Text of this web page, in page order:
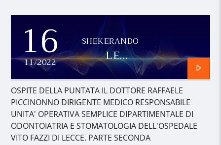
16
11/2022
SHEKERANDO
LE
BUONE
PRATICHE
E LE
BUONE
NOTIZIE
DAL
SALENTO
OSPITE DELLA PUNTATA IL DOTTORE RAFFAELE
PICCINONNO DIRIGENTE MEDICO RESPONSABILE
UNITA' OPERATIVA SEMPLICE DIPARTIMENTALE DI
ODONTOIATRIA E STOMATOLOGIA DELL'OSPEDALE
VITO FAZZI DI LECCE. PARTE SECONDA